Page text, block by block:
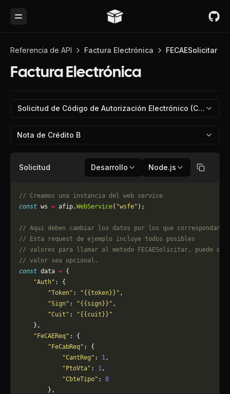
Toggle Menu
Referencia de API Factura Electrónica FECAESolicitar
Factura Electrónica
Solicitud de Código de Autorización Electrónico (CAE)
Nota de Crédito B
Solicitud Desarrollo Node.js Copiar
// Creamos una instancia del web service
const ws = afip.WebService( "wsfe" );
// Aqui deben cambiar los datos por los que correspondan.
// Esta request de ejemplo incluye todos posibles
// valores para llamar al metodo FECAESolicitar, puede que
// valor sea opcional.
const data = {
    "Auth"
: {
        "Token"
: "{{token}}" ,
        "Sign"
: "{{sign}}" ,
        "Cuit"
:
"{{cuit}}"
    },
    "FeCAEReq"
: {
        "FeCabReq"
: {
            "CantReg"
: 1,
            "PtoVta"
: 1,
            "CbteTipo"
: 8
        },